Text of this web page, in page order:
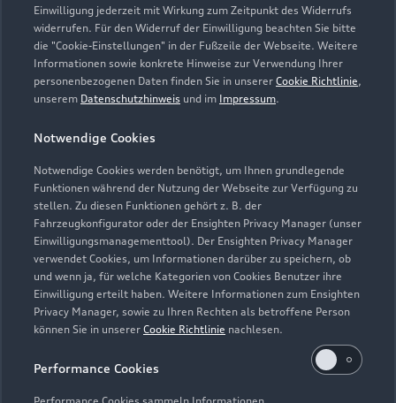
Einwilligung jederzeit mit Wirkung zum Zeitpunkt des Widerrufs
widerrufen. Für den Widerruf der Einwilligung beachten Sie bitte
die "Cookie-Einstellungen" in der Fußzeile der Webseite. Weitere
Informationen sowie konkrete Hinweise zur Verwendung Ihrer
personenbezogenen Daten finden Sie in unserer Cookie Richtlinie,
unserem Datenschutzhinweis und im Impressum.
Notwendige Cookies
Notwendige Cookies werden benötigt, um Ihnen grundlegende
Funktionen während der Nutzung der Webseite zur Verfügung zu
stellen. Zu diesen Funktionen gehört z. B. der
Fahrzeugkonfigurator oder der Ensighten Privacy Manager (unser
Einwilligungsmanagementtool). Der Ensighten Privacy Manager
verwendet Cookies, um Informationen darüber zu speichern, ob
und wenn ja, für welche Kategorien von Cookies Benutzer ihre
Einwilligung erteilt haben. Weitere Informationen zum Ensighten
Privacy Manager, sowie zu Ihren Rechten als betroffene Person
können Sie in unserer Cookie Richtlinie nachlesen.
Performance Cookies
24539 Neumünster
04321 94940
info@vw-nms.de
Kontaktdaten herunterladen
Zurück nach oben
Modelle
Service & Zubehör